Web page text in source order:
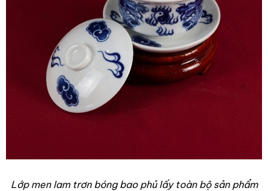
Lớp men lam trơn bóng bao phủ lấy toàn bộ sản phẩm